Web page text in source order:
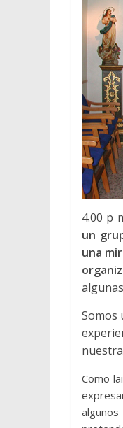
4.00 p
un
una
Somos
Como